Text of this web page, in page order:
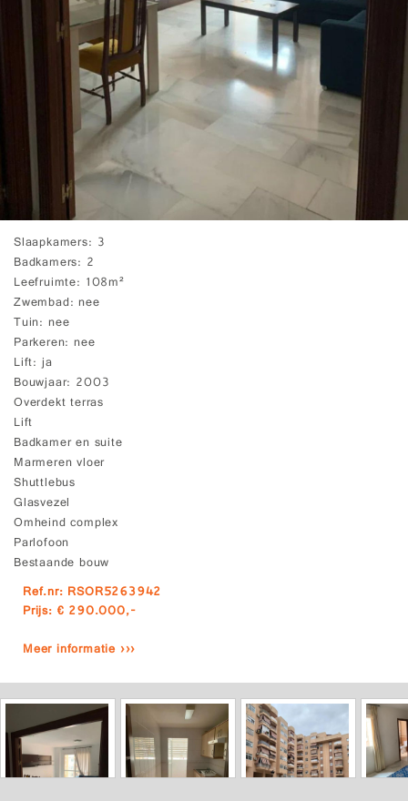
Slaapkamers 3
Badkamers 2
Leefruimte 108m²
Zwembad nee
Tuin nee
Parkeren nee
Lift ja
Bouwjaar 2003
Overdekt terras
Lift
Badkamer en suite
Marmeren vloer
Shuttlebus
Glasvezel
Omheind complex
Parlofoon
Bestaande bouw
Ref.nr: RSOR5263942
Prijs: € 290.000,-
Meer informatie ›››